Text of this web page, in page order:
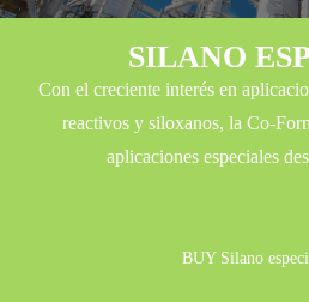
SILANO
Con el creciente interés en
reactivos y siloxanos, la Co-
aplicaciones especiales
BUY Silano